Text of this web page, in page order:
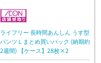
ライフリー 長時間あんしん うす型
パンツＬまとめ買いパック (納期約
2週間) 【ケース】28枚×2